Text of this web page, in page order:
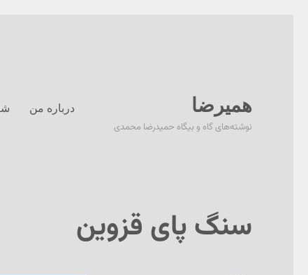
همیرضا
نوشته‌های گاه و بیگاه حمیدرضا محمدی
درباره من
سنگ پای قزوین